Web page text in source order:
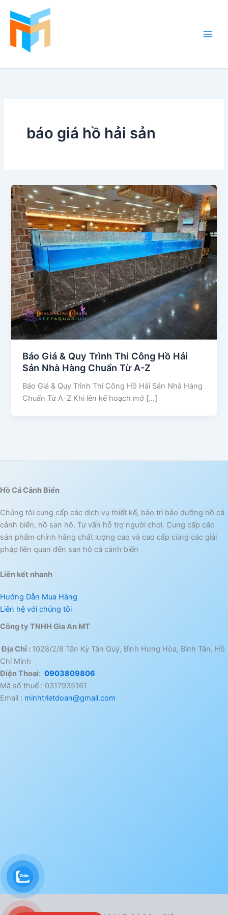
báo giá hồ hải sản
Báo Giá & Quy Trình Thi Công Hồ Hải
Sản Nhà Hàng Chuẩn Từ A-Z
Báo Giá & Quy Trình Thi Công Hồ Hải Sản Nhà Hàng
Chuẩn Từ A-Z Khi lên kế hoạch mở […]
Hồ Cá Cảnh Biển
Chúng tôi cung cấp các dịch vụ thiết kế, bảo trì bảo dưỡng hồ cá
cảnh biển, hồ san hô. Tư vấn hỗ trợ người chơi. Cung cấp các
sản phẩm chính hãng chất lượng cao và cao cấp cùng các giải
pháp liên quan đến san hô cá cảnh biển
Liên kết nhanh
Hướng Dẫn Mua Hàng
Liên hệ với chúng tôi
Công ty TNHH Gia An MT
Địa Chỉ : 1028/2/8 Tân Kỳ Tân Quý, Bình Hưng Hòa, Bình Tân, Hồ
Chí Minh
Điện Thoai: 0903809806
Mã số thuế : 0317935161
Email : minhtrietdoan@gmail.com